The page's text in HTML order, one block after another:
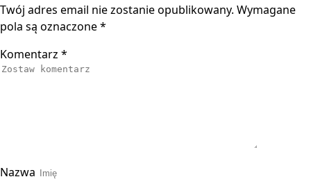
Twój adres email nie zostanie opublikowany. Wymagane
pola są oznaczone*
Komentarz *
Nazwa